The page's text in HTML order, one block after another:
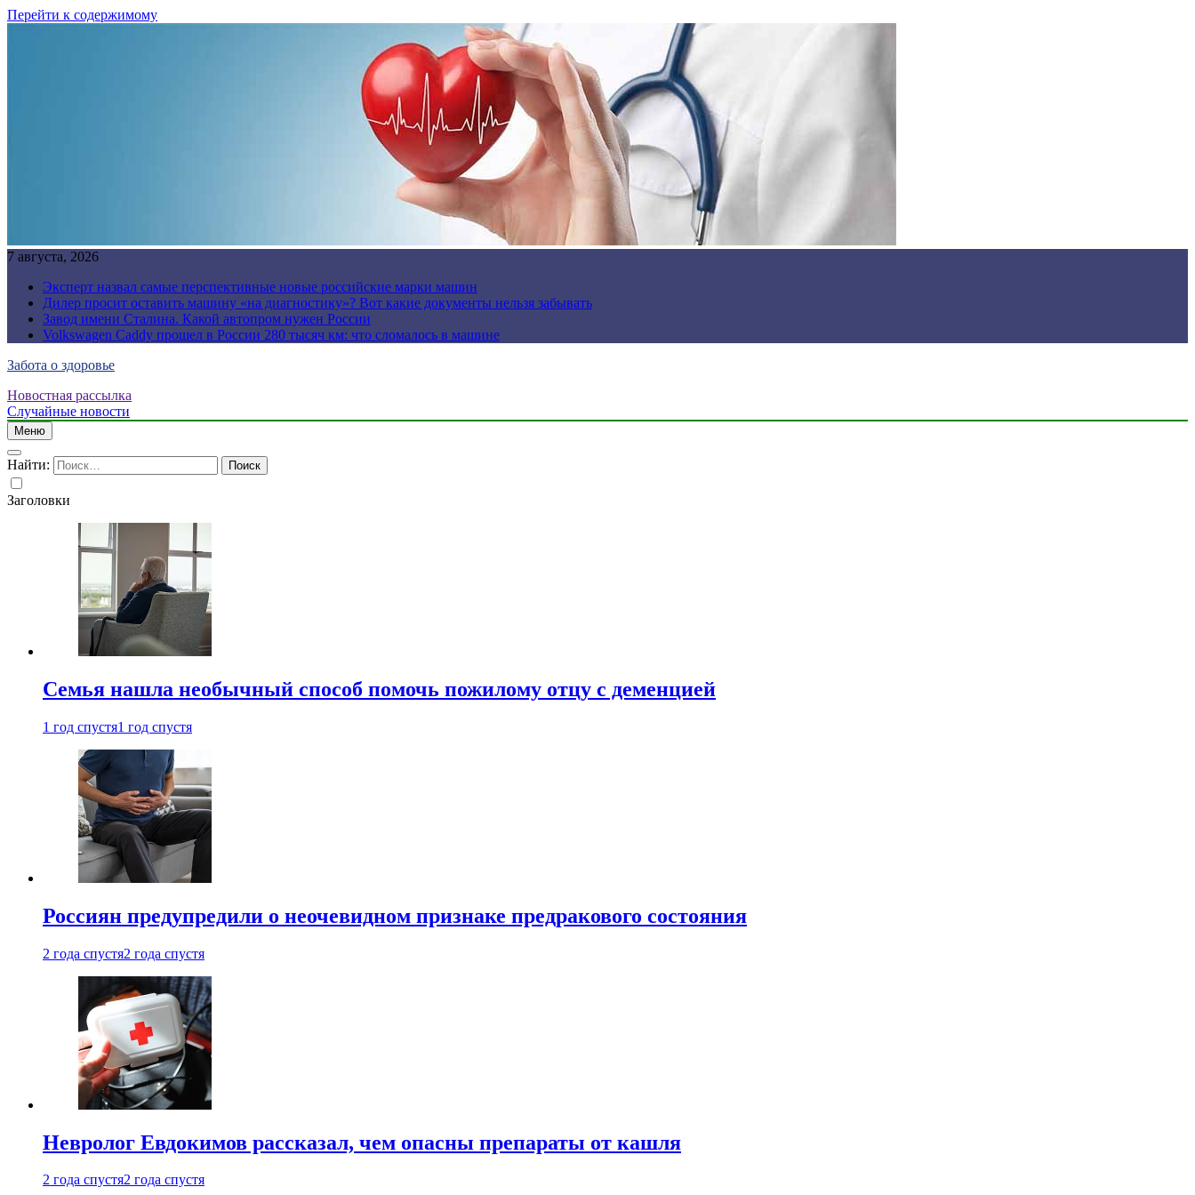
Перейти к содержимому
7 августа, 2026
Эксперт назвал самые перспективные новые российские марки машин
Дилер просит оставить машину «на диагностику»? Вот какие документы нельзя забывать
Завод имени Сталина. Какой автопром нужен России
Volkswagen Caddy прошел в России 280 тысяч км: что сломалось в машине
Забота о здоровье
Новостная рассылка
Случайные новости
Меню
Найти:
Заголовки
Семья нашла необычный способ помочь пожилому отцу с деменцией
1 год спустя1 год спустя
Россиян предупредили о неочевидном признаке предракового состояния
2 года спустя2 года спустя
Невролог Евдокимов рассказал, чем опасны препараты от кашля
2 года спустя2 года спустя